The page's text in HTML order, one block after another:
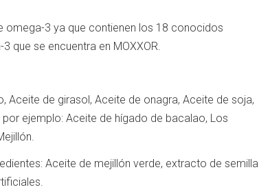
omega-3 ya que contienen los 18 conocidos
que se encuentra en MOXXOR.
Aceite de girasol, Aceite de onagra, Aceite de soja,
ejemplo: Aceite de hígado de bacalao, Los
Aceite de mejillón verde, extracto de semilla